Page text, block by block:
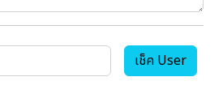
เช็ค User